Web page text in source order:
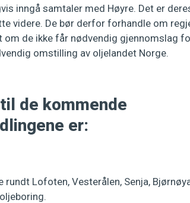
inngå samtaler med Høyre. Det er
videre. De bør derfor forhandle om
de ikke får nødvendig gjennomslag
omstilling av oljelandet Norge.
de kommende
er:
rundt Lofoten, Vesterålen, Senja,